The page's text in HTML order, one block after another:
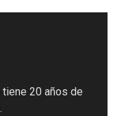
tiene 20 años de